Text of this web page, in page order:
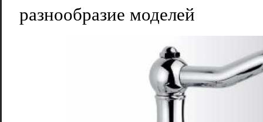
разнообразие моделей